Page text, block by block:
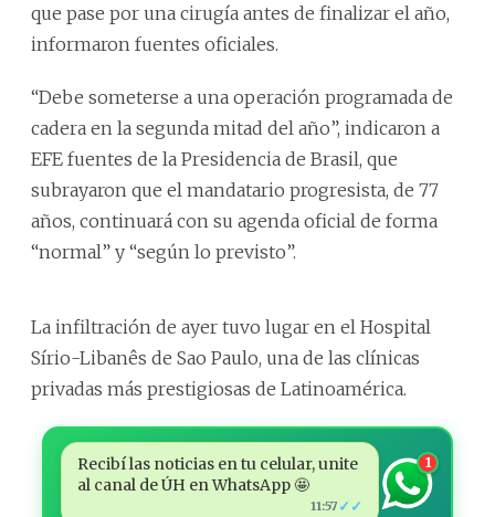
que pase por una cirugía antes de finalizar el año,
informaron fuentes oficiales.
“Debe someterse a una operación programada de
cadera en la segunda mitad del año”, indicaron a
EFE fuentes de la Presidencia de Brasil, que
subrayaron que el mandatario progresista, de 77
años, continuará con su agenda oficial de forma
“normal” y “según lo previsto”.
La infiltración de ayer tuvo lugar en el Hospital
Sírio-Libanês de Sao Paulo, una de las clínicas
privadas más prestigiosas de Latinoamérica.
Recibí las noticias en tu celular, unite
al canal de ÚH en WhatsApp 🤩
11:57 ✓✓
1